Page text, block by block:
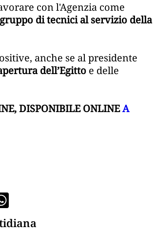
con l'Agenzia come
di tecnici al servizio della
anche se al presidente
dell’Egitto e delle
DISPONIBILE ONLINEA